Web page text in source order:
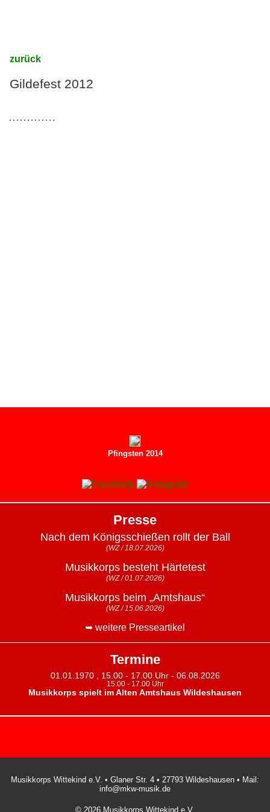
zurück
Gildefest 2012
Pfingsten 2014
Presse
Nach dem Königsschießen rollt der Ball
(WZ / 18.07.2026)
Musikkorps besteht Härtetest
(WZ / 01.07.2026)
Musikkorps beim „Amtshaus“
(WZ / 15.06.2026)
➥ weitere Presseartikel
Termine
01.01.1970 , 15.00 - 17.00 Uhr - 06.08.2026
15.00 - 17.00 Uhr
Musikkorps spielt im Alten Amtshaus Wildeshausen
Musikkorps Wittekind e.V. • Glaner Str. 4 • 27793 Wildeshausen • Mail:
info@mkw-musik.de
© 2026 Musikkorps Wittekind e.V.